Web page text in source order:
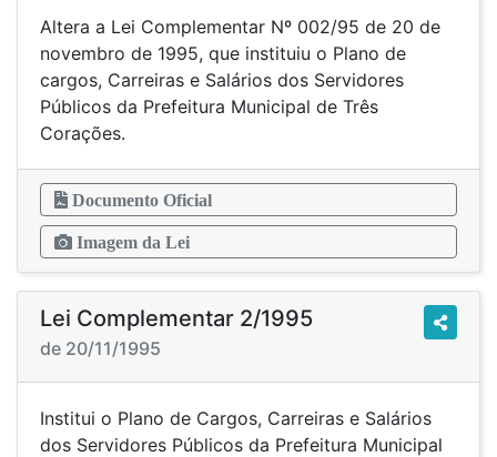
Altera a Lei Complementar Nº 002/95 de 20 de
novembro de 1995, que instituiu o Plano de
cargos, Carreiras e Salários dos Servidores
Públicos da Prefeitura Municipal de Três
Corações.
Documento Oficial
Imagem da Lei
Lei Complementar 2/1995
de 20/11/1995
Institui o Plano de Cargos, Carreiras e Salários
dos Servidores Públicos da Prefeitura Municipal